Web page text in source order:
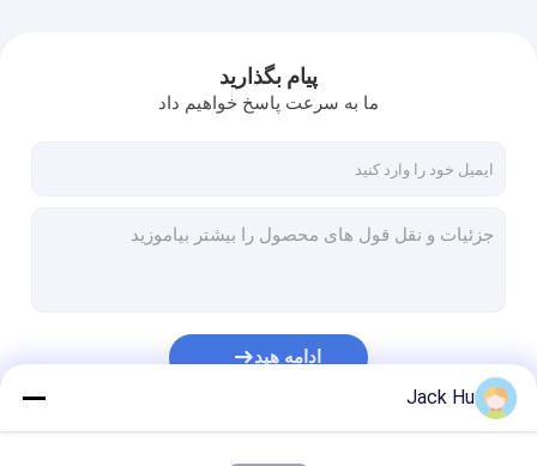
پیام بگذارید
ما به سرعت پاسخ خواهیم داد
ادامه هید
Jack Hu